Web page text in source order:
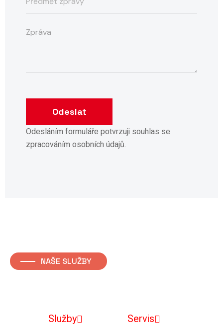
Odesláním formuláře potvrzuji souhlas se
zpracováním osobních údajů.
NAŠE SLUŽBY
Služby Servis